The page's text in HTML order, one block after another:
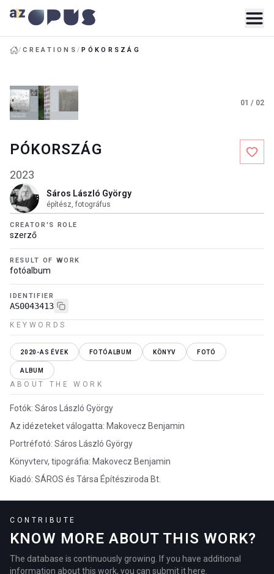
/CREATIONS/PÓKORSZÁG
PÓKORSZÁG
2023
Sáros László György
építész, fotográfus
CREATOR'S ROLE
szerző
RESULT OF WORK
fotóalbum
IDENTIFIER
AS0043413
KEYWORDS
2020-AS ÉVEK FOTÓALBUM KÖNYV FOTÓ
ALBUM
ABOUT THE WORK
Fotók: Sáros László György
Az idézeteket válogatta: Makovecz Benjamin
Portréfotó: Sáros László György
Könyvterv, tipográfia: Makovecz Benjamin
Kiadó: SÁROS és Társa Építésziroda Bt.
01 / 02
CONTRIBUTE
KNOW MORE ABOUT THIS WORK?
The database is continuously growing. If you have additional
information about this work, you can submit it here.